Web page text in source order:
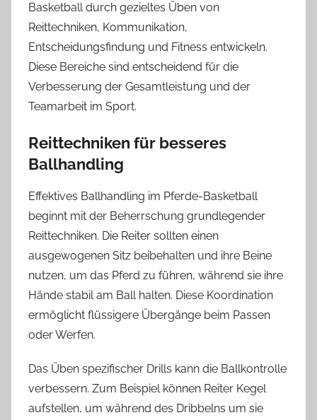
Basketball durch gezieltes Üben von
Reittechniken, Kommunikation,
Entscheidungsfindung und Fitness entwickeln.
Diese Bereiche sind entscheidend für die
Verbesserung der Gesamtleistung und der
Teamarbeit im Sport.
Reittechniken für besseres
Ballhandling
Effektives Ballhandling im Pferde-Basketball
beginnt mit der Beherrschung grundlegender
Reittechniken. Die Reiter sollten einen
ausgewogenen Sitz beibehalten und ihre Beine
nutzen, um das Pferd zu führen, während sie ihre
Hände stabil am Ball halten. Diese Koordination
ermöglicht flüssigere Übergänge beim Passen
oder Werfen.
Das Üben spezifischer Drills kann die Ballkontrolle
verbessern. Zum Beispiel können Reiter Kegel
aufstellen, um während des Dribbelns um sie